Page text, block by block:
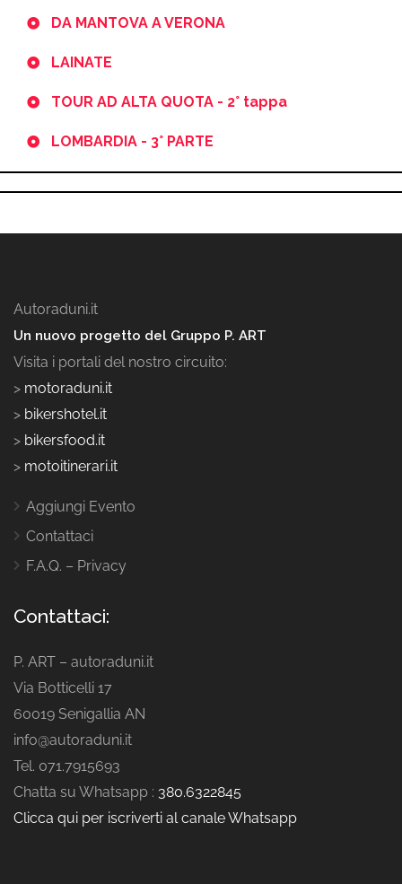
DA MANTOVA A VERONA
LAINATE
TOUR AD ALTA QUOTA - 2° tappa
LOMBARDIA - 3° PARTE
Autoraduni.it
Un nuovo progetto del Gruppo P. ART
Visita i portali del nostro circuito:
> motoraduni.it
> bikershotel.it
> bikersfood.it
> motoitinerari.it
Aggiungi Evento
Contattaci
F.A.Q. – Privacy
Contattaci:
P. ART – autoraduni.it
Via Botticelli 17
60019 Senigallia AN
info@autoraduni.it
Tel. 071.7915693
Chatta su Whatsapp : 380.6322845
Clicca qui per iscriverti al canale Whatsapp